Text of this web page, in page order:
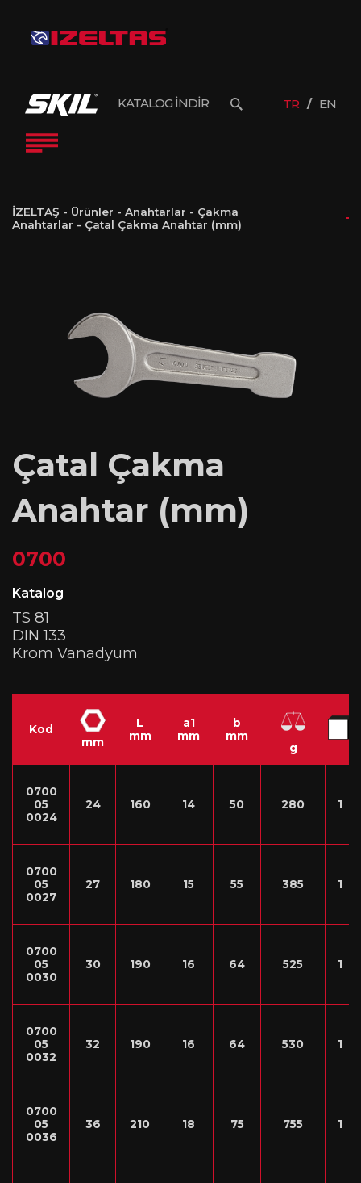
KATALOG İNDİR TR EN
İZELTAŞ - Ürünler - Anahtarlar - Çakma
Anahtarlar - Çatal Çakma Anahtar (mm)
Çatal Çakma
Anahtar (mm)
0700
Katalog
TS 81
DIN 133
Krom Vanadyum
Kod
mm
L
mm
a1
mm
b
mm
g
0700
05
0024
24 160 14 50 280 1
0700
05
0027
27 180 15 55 385 1
0700
05
0030
30 190 16 64 525 1
0700
05
0032
32 190 16 64 530 1
0700
05
0036
36 210 18 75 755 1